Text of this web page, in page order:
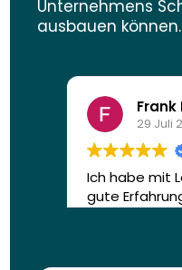
Unternehmens
ausbauen können.